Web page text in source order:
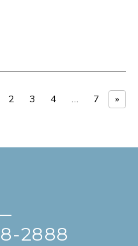
2 3 4 … 7 »
2888